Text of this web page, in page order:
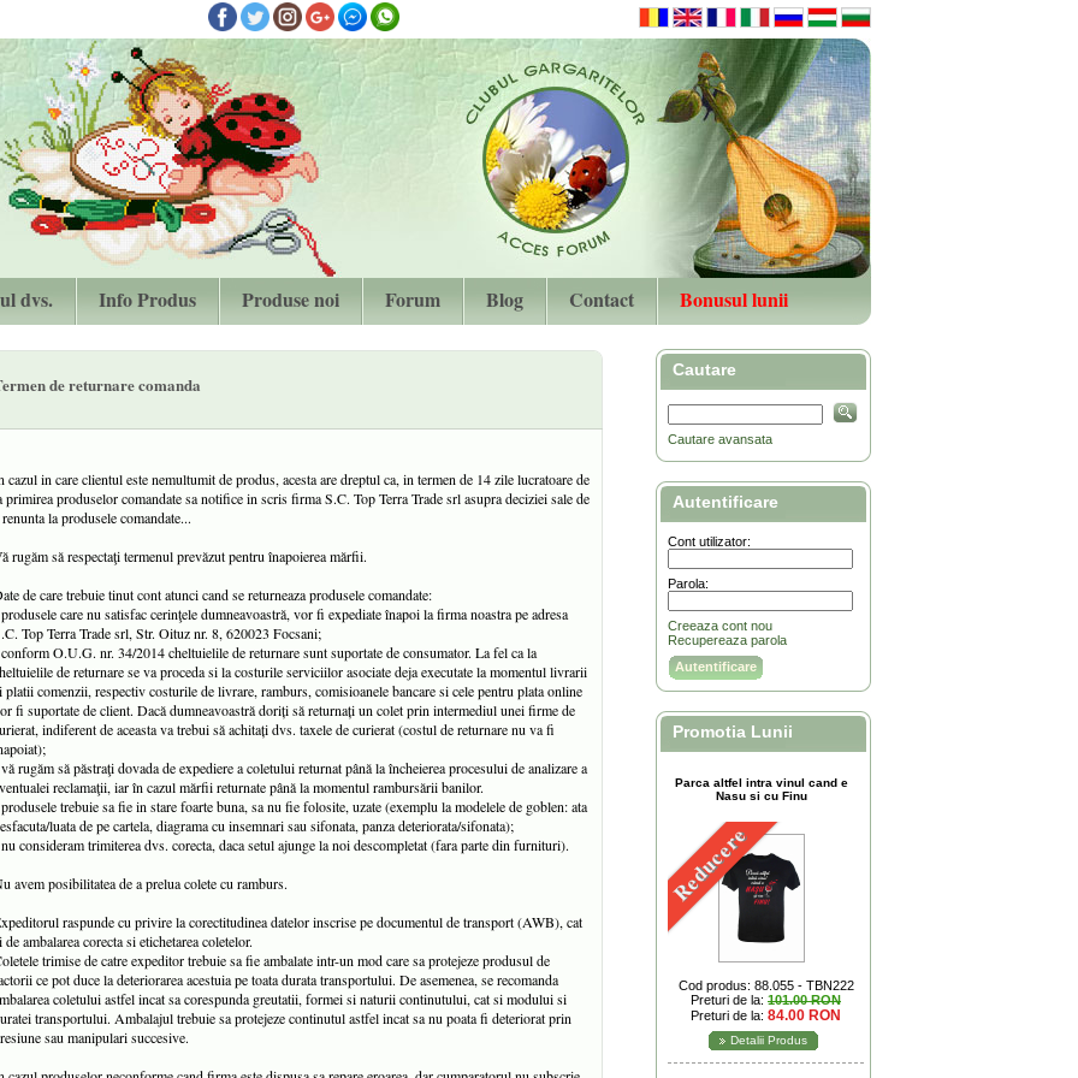
dvs. Info Produs Produse noi Forum Blog Contact Bonusul lunii
de returnare comanda
cazul in care clientul este nemultumit de produs, acesta are dreptul ca, in termen de 14 zile lucratoare de
primirea produselor comandate sa notifice in scris firma S.C. Top Terra Trade srl asupra deciziei sale de
renunta la produsele comandate...
rugăm să respectaţi termenul prevăzut pentru înapoierea mărfii.
de care trebuie tinut cont atunci cand se returneaza produsele comandate:
care nu satisfac cerinţele dumneavoastră, vor fi expediate înapoi la firma noastra pe adresa
Top Terra Trade srl, Str. Oituz nr. 8, 620023 Focsani;
O.U.G. nr. 34/2014 cheltuielile de returnare sunt suportate de consumator. La fel ca la
de returnare se va proceda si la costurile serviciilor asociate deja executate la momentul livrarii
platii comenzii, respectiv costurile de livrare, ramburs, comisioanele bancare si cele pentru plata online
fi suportate de client. Dacă dumneavoastră doriți să returnați un colet prin intermediul unei firme de
indiferent de aceasta va trebui să achitați dvs. taxele de curierat (costul de returnare nu va fi
rugăm să păstraţi dovada de expediere a coletului returnat până la încheierea procesului de analizare a
reclamaţii, iar în cazul mărfii returnate până la momentul rambursării banilor.
trebuie sa fie in stare foarte buna, sa nu fie folosite, uzate (exemplu la modelele de goblen: ata
luata de pe cartela, diagrama cu insemnari sau sifonata, panza deteriorata/sifonata);
consideram trimiterea dvs. corecta, daca setul ajunge la noi descompletat (fara parte din furnituri).
avem posibilitatea de a prelua colete cu ramburs.
raspunde cu privire la corectitudinea datelor inscrise pe documentul de transport (AWB), cat
de ambalarea corecta si etichetarea coletelor.
trimise de catre expeditor trebuie sa fie ambalate intr-un mod care sa protejeze produsul de
ce pot duce la deteriorarea acestuia pe toata durata transportului. De asemenea, se recomanda
coletului astfel incat sa corespunda greutatii, formei si naturii continutului, cat si modului si
transportului. Ambalajul trebuie sa protejeze continutul astfel incat sa nu poata fi deteriorat prin
sau manipulari succesive.
Cautare
Cautare avansata
Autentificare
Cont utilizator:
Parola:
Creeaza cont nou
Recupereaza parola
Promotia Lunii
Parca altfel intra vinul cand e
Nasu si cu Finu
Reducere
Cod produs: 88.055 - TBN222
Preturi de la: 101.00 RON
Preturi de la: 84.00 RON
Detalii Produs